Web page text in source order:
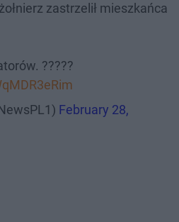
zastrzelił mieszkańca
?????
February 28,